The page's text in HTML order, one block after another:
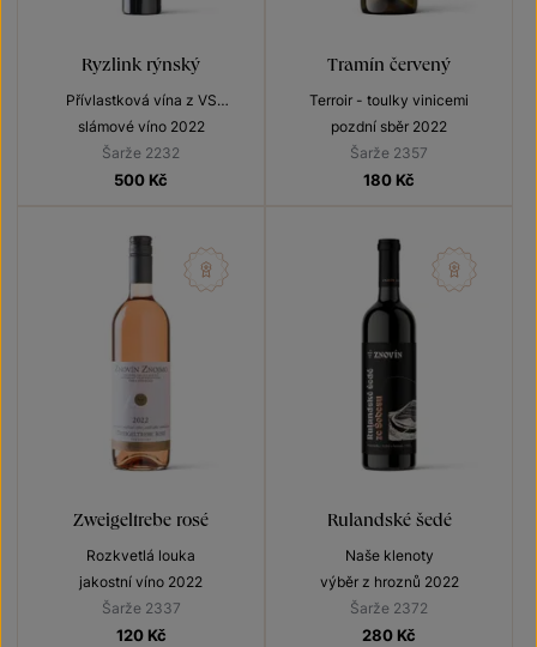
Ryzlink rýnský
Přívlastková vína z VS
Lechovice
slámové víno 2022
Šarže 2232
500 Kč
Tramín červený
Terroir - toulky vinicemi
pozdní sběr 2022
Šarže 2357
180 Kč
Zweigeltrebe rosé
Rozkvetlá louka
jakostní víno 2022
Šarže 2337
120 Kč
Rulandské šedé
Naše klenoty
výběr z hroznů 2022
Šarže 2372
280 Kč